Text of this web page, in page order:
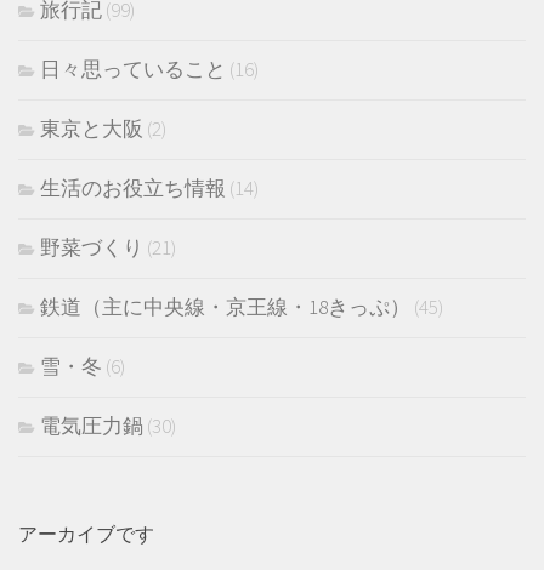
旅行記(99)
日々思っていること (16)
東京と大阪 (2)
生活のお役立ち情報 (14)
野菜づくり (21)
鉄道（主に中央線・京王線・18きっぷ） (45)
雪・冬 (6)
電気圧力鍋 (30)
アーカイブです